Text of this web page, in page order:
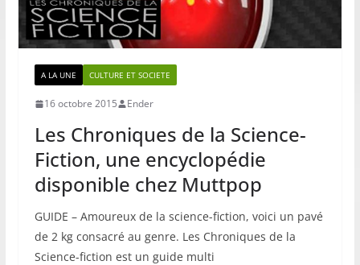
A LA UNE CULTURE ET SOCIETE
16 octobre 2015 Ender
Les Chroniques de la Science-
Fiction, une encyclopédie
disponible chez Muttpop
GUIDE – Amoureux de la science-fiction, voici un pavé
de 2 kg consacré au genre. Les Chroniques de la
Science-fiction est un guide multi